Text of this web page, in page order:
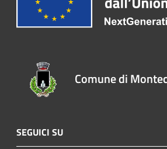
Comune di
SEGUICI SU